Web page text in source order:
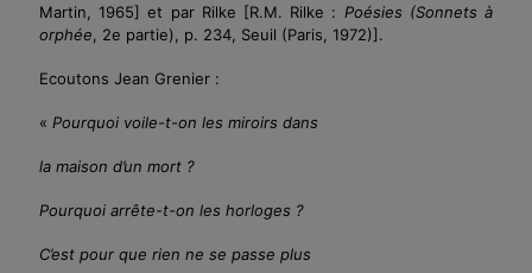
Martin, 1965] et par Rilke [R.M. Rilke : Poésies (Sonnets à
orphée , 2e partie), p. 234, Seuil (Paris, 1972)].
Ecoutons Jean Grenier :
« Pourquoi voile-t-on les miroirs dans
la maison d’un mort ?
Pourquoi arrête-t-on les horloges ?
C’est pour que rien ne se passe plus